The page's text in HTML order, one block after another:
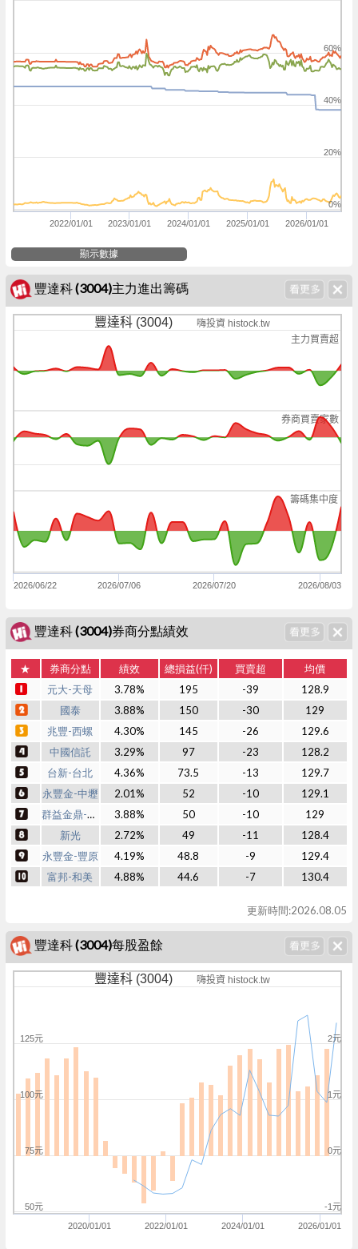
2022/01/01 2023/01/01 2024/01/01 2025/01/01 2026/01/01
0%
20%
40%
60%
顯示數據
豐達科 (3004)主力進出籌碼
主力買賣超
券商買賣家數
籌碼集中度
豐達科 (3004) 嗨投資 histock.tw
2026/06/22 2026/07/06 2026/07/20 2026/08/03
豐達科 (3004)券商分點績效
★ 券商分點 績效 總損益(仟) 買賣超
均價
元大-天母
3.78% 195 -39
128.9
國泰
3.88% 150 -30
129
兆豐-西螺
4.30% 145 -26
129.6
中國信託
3.29% 97 -23
128.2
台新-台北
4.36% 73.5 -13
129.7
永豐金-中壢
2.01% 52 -10
129.1
群益金鼎-建成
3.88% 50 -10
129
新光
2.72% 49 -11
128.4
永豐金-豐原
4.19% 48.8 -9
129.4
富邦-和美
4.88% 44.6 -7 130.4
更新時間:2026.08.05
豐達科 (3004)每股盈餘
豐達科 (3004) 嗨投資 histock.tw
2020/01/01 2022/01/01 2024/01/01 2026/01/01
-1元
0元
1元
2元
50元
75元
100元
125元